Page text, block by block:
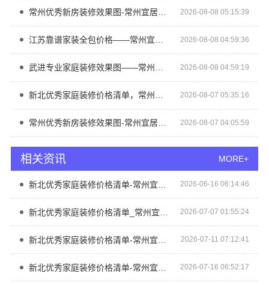
常州优秀新房装修效果图-常州宜居佳装饰 2026-08-08 05:15:39
江苏靠谱家装全包价格——常州宜居佳装饰 2026-08-08 04:59:36
武进专业家庭装修效果图——常州宜居佳装饰 2026-08-08 04:59:19
新北优秀家庭装修价格清单，常州宜居佳装饰工程有限公司清晰透明 2026-08-07 05:35:16
常州优秀新房装修效果图-常州宜居佳装饰 2026-08-07 04:05:59
相关资讯 MORE+
2026-06-16 06:14:46
2026-07-07 01:55:24
2026-07-11 07:12:41
2026-07-16 06:52:17